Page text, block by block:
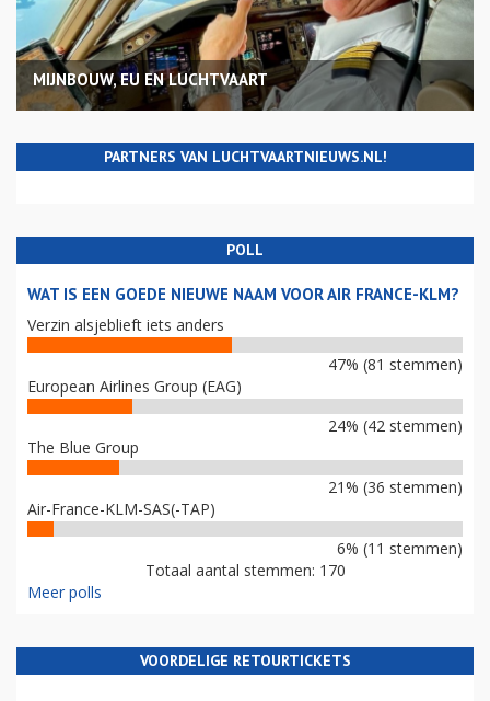
MIJNBOUW, EU EN LUCHTVAART
PARTNERS VAN LUCHTVAARTNIEUWS.NL!
POLL
WAT IS EEN GOEDE NIEUWE NAAM VOOR AIR FRANCE-KLM?
Verzin alsjeblieft iets anders
47% (81 stemmen)
European Airlines Group (EAG)
24% (42 stemmen)
The Blue Group
21% (36 stemmen)
Air-France-KLM-SAS(-TAP)
6% (11 stemmen)
Totaal aantal stemmen: 170
Meer polls
VOORDELIGE RETOURTICKETS